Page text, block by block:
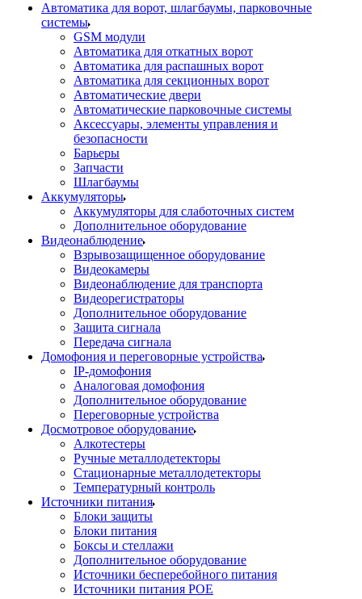
Автоматика для ворот, шлагбаумы, парковочные
системы
GSM модули
Автоматика для откатных ворот
Автоматика для распашных ворот
Автоматика для секционных ворот
Автоматические двери
Автоматические парковочные системы
Аксессуары, элементы управления и
безопасности
Барьеры
Запчасти
Шлагбаумы
Аккумуляторы
Аккумуляторы для слаботочных систем
Дополнительное оборудование
Видеонаблюдение
Взрывозащищенное оборудование
Видеокамеры
Видеонаблюдение для транспорта
Видеорегистраторы
Дополнительное оборудование
Защита сигнала
Передача сигнала
Домофония и переговорные устройства
IP-домофония
Аналоговая домофония
Дополнительное оборудование
Переговорные устройства
Досмотровое оборудование
Алкотестеры
Ручные металлодетекторы
Стационарные металлодетекторы
Температурный контроль
Источники питания
Блоки защиты
Блоки питания
Боксы и стеллажи
Дополнительное оборудование
Источники бесперебойного питания
Источники питания POE